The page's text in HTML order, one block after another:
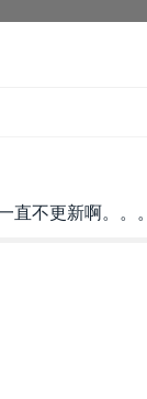
直不更新啊。。。